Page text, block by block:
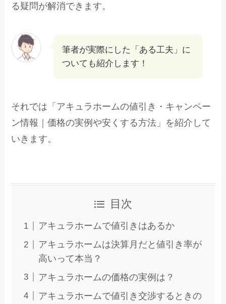
る疑問が解消できます。
筆者が実際にした「ある工夫」に
ついても紹介します！
それでは「アキュラホームの値引き・キャンペー
ン情報｜価格の実例や安くする方法」を紹介して
いきます。
目次
アキュラホームで値引きはあるか
アキュラホームは決算月だと値引き率が
高いって本当？
アキュラホームの価格の実例は？
アキュラホームで値引き交渉するときの